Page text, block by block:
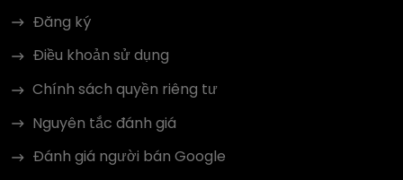
Đăng ký
Điều khoản sử dụng
Chính sách quyền riêng tư
Nguyên tắc đánh giá
Đánh giá người bán Google